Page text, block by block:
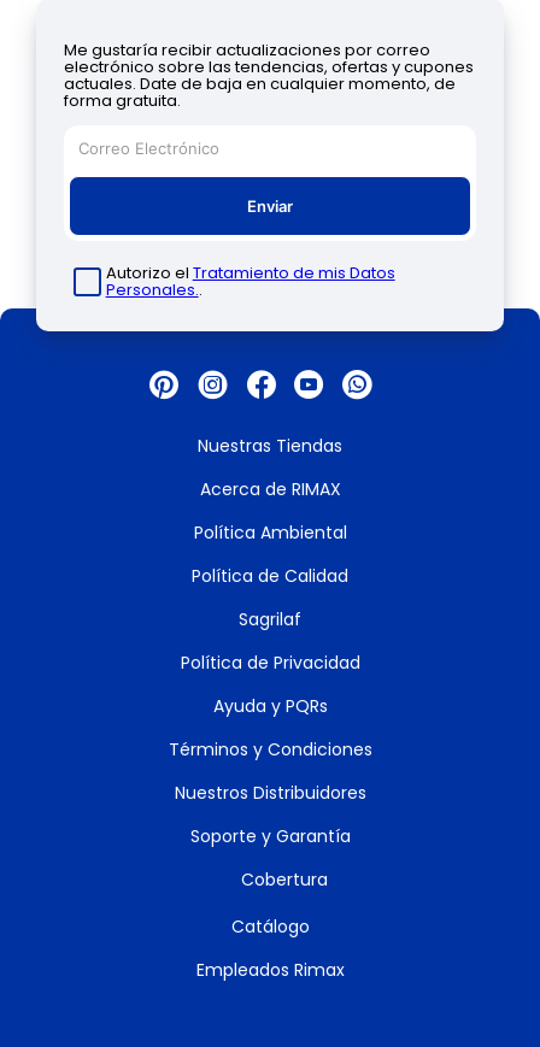
Me gustaría recibir actualizaciones por correo
electrónico sobre las tendencias, ofertas y cupones
actuales. Date de baja en cualquier momento, de
forma gratuita.
Enviar
Autorizo el Tratamiento de mis Datos
Personales..
Nuestras Tiendas
Acerca de RIMAX
Política Ambiental
Política de Calidad
Sagrilaf
Política de Privacidad
Ayuda y PQRs
Términos y Condiciones
Nuestros Distribuidores
Soporte y Garantía
Cobertura
Catálogo
Empleados Rimax